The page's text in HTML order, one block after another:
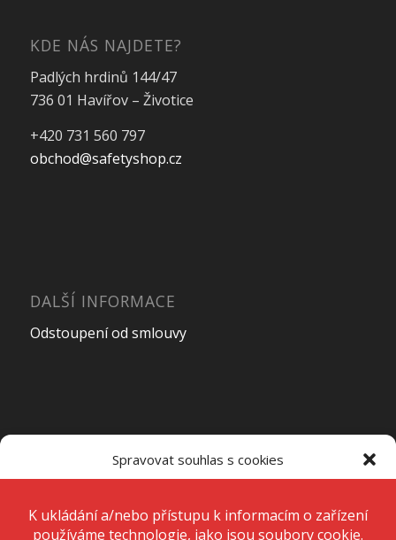
Spravovat souhlas s cookies
technologie, jako jsou soubory cookie. Děláme to, abychom zlepšili
zážitek z prohlížení a zobrazovali personalizované reklamy. Souhlas s
KDE NÁS NAJDETE?
Padlých hrdinů 144/47
736 01 Havířov – Životice
+420 731 560 797
obchod@safetyshop.cz
DALŠÍ INFORMACE
Odstoupení od smlouvy
Pondělí – Pátek7:00 – 15:00